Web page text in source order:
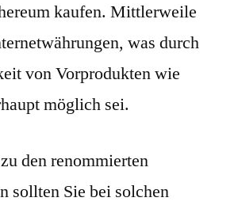
kaufen. Mittlerweile
was durch
von Vorprodukten wie
möglich sei.
den renommierten
sollten Sie bei solchen